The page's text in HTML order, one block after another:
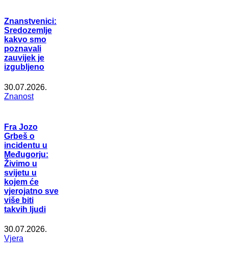
Znanstvenici:
Sredozemlje
kakvo smo
poznavali
zauvijek je
izgubljeno
30.07.2026.
Znanost
Fra Jozo
Grbeš o
incidentu u
Međugorju:
Živimo u
svijetu u
kojem će
vjerojatno sve
više biti
takvih ljudi
30.07.2026.
Vjera